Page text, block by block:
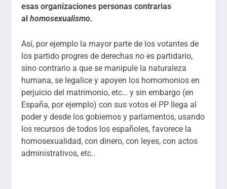
esas organizaciones personas contrarias
alhomosexualismo.
Así, por ejemplo la mayor parte de los votantes de
los partido progres de derechas no es partidario,
sino contrario a que se manipule la naturaleza
humana, se legalice y apoyen los homomonios en
perjuicio del matrimonio, etc… y sin embargo (en
España, por ejemplo) con sus votos el PP llega al
poder y desde los gobiernos y parlamentos, usando
los recursos de todos los españoles, favorece la
homosexualidad, con dinero, con leyes, con actos
administrativos, etc..